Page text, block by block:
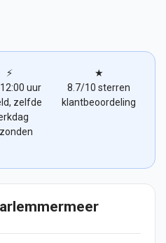
⚡
uur
zelfde
★
8.7/10 sterren
klantbeoordeling